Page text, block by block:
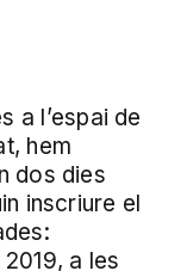
a l’espai de
hem
dos dies
inscriure el
a les